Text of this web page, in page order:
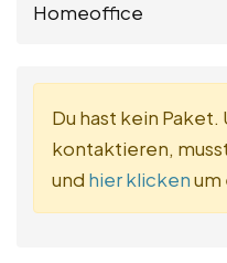
Homeoffice
Du hast kein
kontaktieren,
und hier klickenum